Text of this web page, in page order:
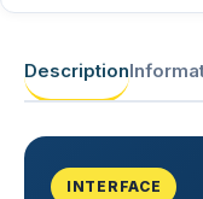
Description
INTERFACE